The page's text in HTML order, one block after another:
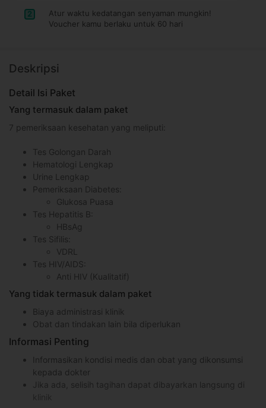
2
Atur waktu kedatangan senyaman mungkin!
Voucher kamu berlaku untuk 60 hari
Deskripsi
Detail Isi Paket
Yang termasuk dalam paket
7 pemeriksaan kesehatan yang meliputi:
Tes Golongan Darah
Hematologi Lengkap
Urine Lengkap
Pemeriksaan Diabetes:
Glukosa Puasa
Tes Hepatitis B:
HBsAg
Tes Sifilis:
VDRL
Tes HIV/AIDS:
Anti HIV (Kualitatif)
Yang tidak termasuk dalam paket
Biaya administrasi klinik
Obat dan tindakan lain bila diperlukan
Informasi Penting
Informasikan kondisi medis dan obat yang dikonsumsi
kepada dokter
Jika ada, selisih tagihan dapat dibayarkan langsung di